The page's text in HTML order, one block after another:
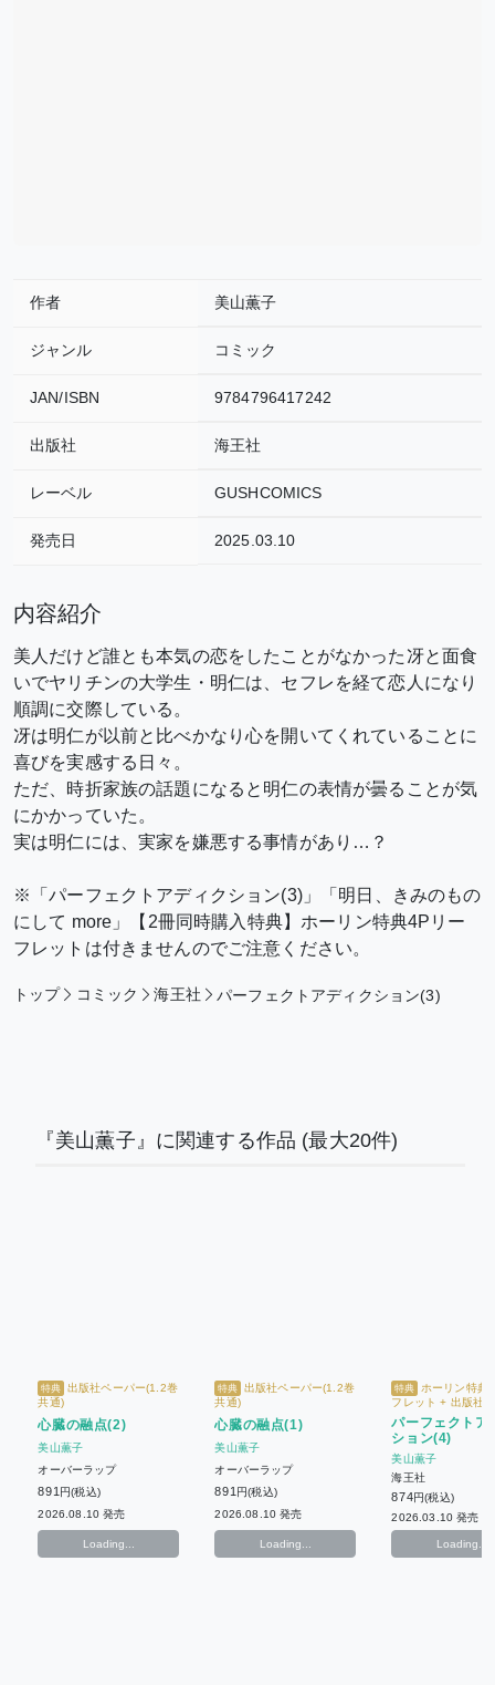
作者 美山薫子
ジャンル コミック
JAN/ISBN 9784796417242
出版社 海王社
レーベル GUSHCOMICS
発売日 2025.03.10
内容紹介
美人だけど誰とも本気の恋をしたことがなかった冴と面食
いでヤリチンの大学生・明仁は、セフレを経て恋人になり
順調に交際している。
冴は明仁が以前と比べかなり心を開いてくれていることに
喜びを実感する日々。
ただ、時折家族の話題になると明仁の表情が曇ることが気
にかかっていた。
実は明仁には、実家を嫌悪する事情があり…？
※「パーフェクトアディクション(3)」「明日、きみのもの
にして more」【2冊同時購入特典】ホーリン特典4Pリー
フレットは付きませんのでご注意ください。
トップ コミック 海王社 パーフェクトアディクション(3)
『美山薫子』に関連する作品 (最大20件)
特典 出版社ペーパー(1.2巻
共通)
心臓の融点(2)
美山薫子
オーバーラップ
891 円(税込)
2026.08.10 発売
Loading...
特典 出版社ペーパー(1.2巻
共通)
心臓の融点(1)
美山薫子
オーバーラップ
891 円(税込)
2026.08.10 発売
Loading...
特典 ホーリン特典
フレット + 出版社
パーフェクトア
ション(4)
美山薫子
海王社
874円(税込)
2026.03.10 発売
Loading...